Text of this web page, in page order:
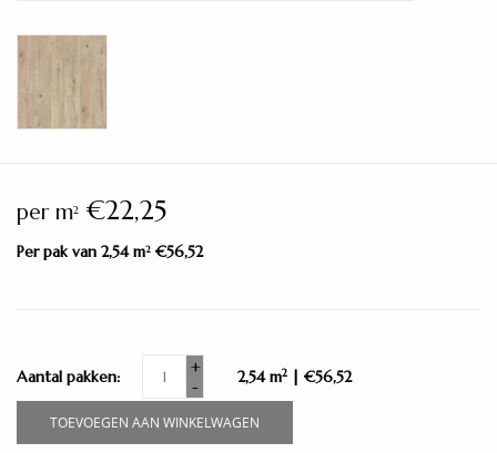
per m2 €22,25
Per pak van 2,54 m2 €56,52
Aantal pakken:
+
-
2,54 m2 | €56,52
TOEVOEGEN AAN WINKELWAGEN